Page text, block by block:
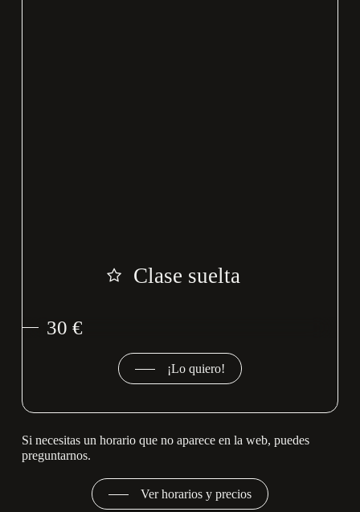
Clase suelta
30 €
¡Lo quiero!
Si necesitas un horario que no aparece en la web, puedes
preguntarnos.
Ver horarios y precios